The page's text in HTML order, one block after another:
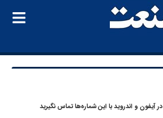
در آیفون و اندروید با این شماره‌ها تماس نگیرید